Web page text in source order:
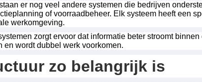
er nog veel andere systemen die bedrijven
of voorraadbeheer. Elk systeem heeft een
werkomgeving.
zorgt ervoor dat informatie beter stroomt
wordt dubbel werk voorkomen.
zo belangrijk is